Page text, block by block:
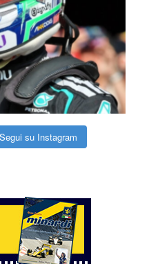
Segui su Instagram